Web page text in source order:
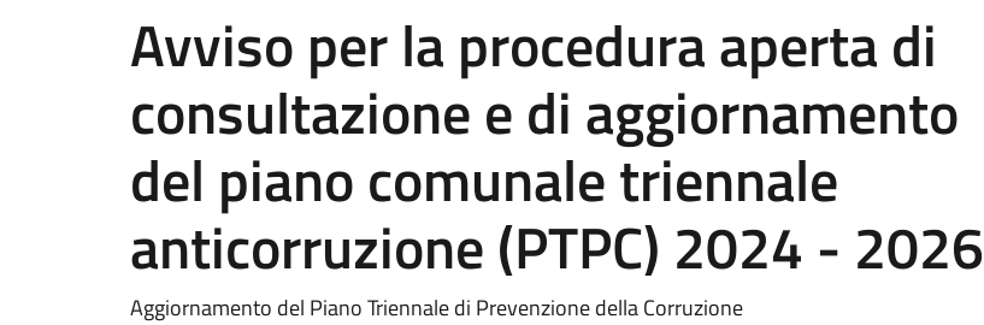
Avviso per la procedura aperta di
consultazione e di aggiornamento
del piano comunale triennale
anticorruzione (PTPC) 2024 - 2026
Aggiornamento del Piano Triennale di Prevenzione della Corruzione